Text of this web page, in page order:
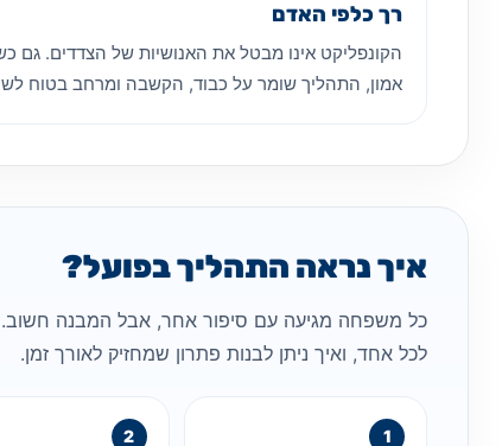
רך כלפי האדם
הקונפליקט אינו מבטל את האנושיות של הצדדים. גם
אמון, התהליך שומר על כבוד, הקשבה ומרחב בטוח
איך נראה התהליך בפועל?
כל משפחה מגיעה עם סיפור אחר, אבל המבנה חשוב.
לכל אחד, ואיך ניתן לבנות פתרון שמחזיק לאורך זמן.